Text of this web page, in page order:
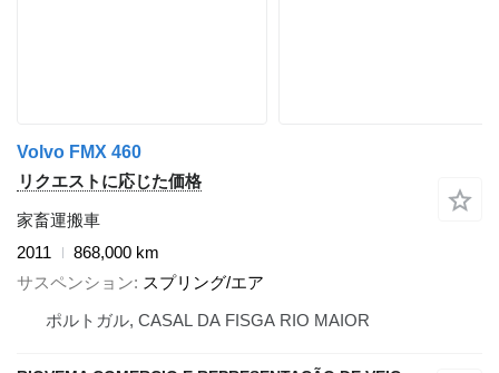
Volvo FMX 460
リクエストに応じた価格
家畜運搬車
2011
868,000 km
サスペンション
スプリング/エア
ポルトガル, CASAL DA FISGA RIO MAIOR